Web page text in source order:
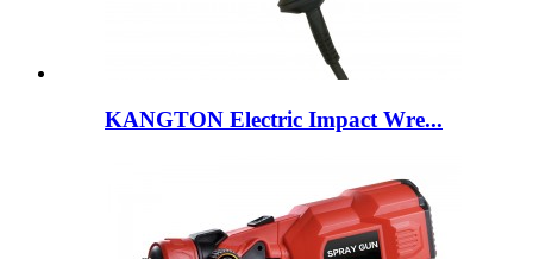
KANGTON Electric Impact Wre...